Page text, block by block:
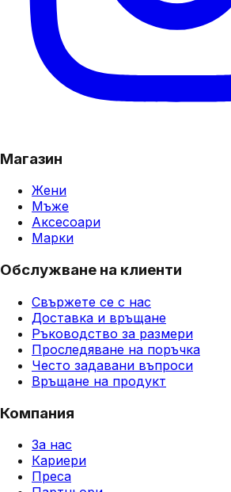
Магазин
Жени
Мъже
Аксесоари
Марки
Обслужване на клиенти
Свържете се с нас
Доставка и връщане
Ръководство за размери
Проследяване на поръчка
Често задавани въпроси
Връщане на продукт
Компания
За нас
Кариери
Преса